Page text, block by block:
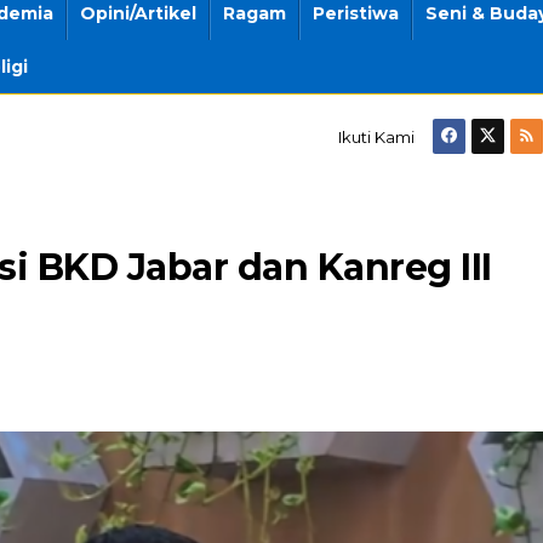
Opini/Artikel Ragam Peristiwa Seni &
Ikuti Kami
BKD Jabar dan Kanreg III